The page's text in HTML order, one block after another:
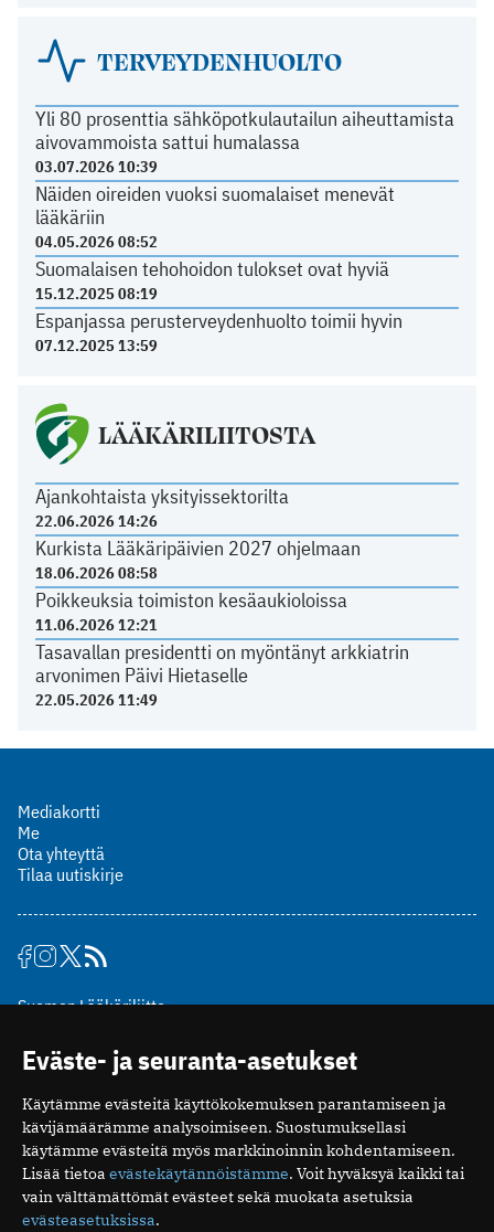
TERVEYDENHUOLTO
Yli 80 prosenttia sähköpotkulautailun aiheuttamista
aivovammoista sattui humalassa
03.07.2026 10:39
Näiden oireiden vuoksi suomalaiset menevät
lääkäriin
04.05.2026 08:52
Suomalaisen tehohoidon tulokset ovat hyviä
15.12.2025 08:19
Espanjassa perusterveydenhuolto toimii hyvin
07.12.2025 13:59
LÄÄKÄRILIITOSTA
Ajankohtaista yksityissektorilta
22.06.2026 14:26
Kurkista Lääkäripäivien 2027 ohjelmaan
18.06.2026 08:58
Poikkeuksia toimiston kesäaukioloissa
11.06.2026 12:21
Tasavallan presidentti on myöntänyt arkkiatrin
arvonimen Päivi Hietaselle
22.05.2026 11:49
Mediakortti
Me
Ota yhteyttä
Tilaa uutiskirje
Suomen Lääkäriliitto
00510 Helsinki
puh. (09) 393 091
toimitus@potilaanlaakarilehti.fi
ISSN 2323-9476
Eväste- ja seuranta-asetukset
Käytämme evästeitä käyttökokemuksen parantamiseen ja
kävijämäärämme analysoimiseen. Suostumuksellasi
käytämme evästeitä myös markkinoinnin kohdentamiseen.
Lisää tietoa evästekäytännöistämme. Voit hyväksyä kaikki tai
vain välttämättömät evästeet sekä muokata asetuksia
evästeasetuksissa.